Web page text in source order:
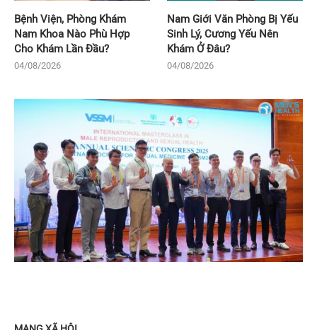
Bệnh Viện, Phòng Khám
Nam Khoa Nào Phù Hợp
Cho Khám Lần Đầu?
04/08/2026
Nam Giới Văn Phòng Bị Yếu
Sinh Lý, Cương Yếu Nên
Khám Ở Đâu?
04/08/2026